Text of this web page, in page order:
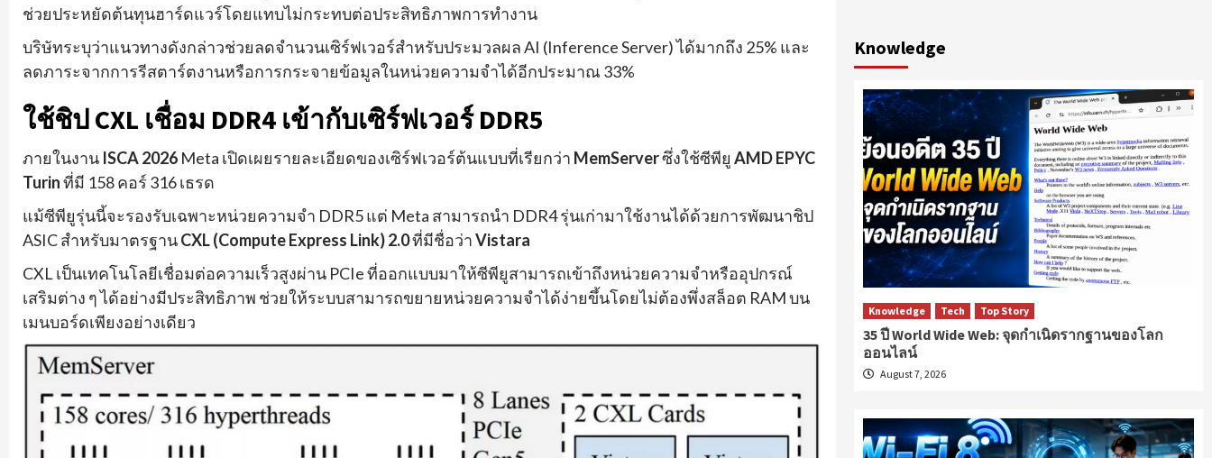
ช่วยประหยัดต้นทุนฮาร์ดแวร์โดยแทบไม่กระทบต่อประสิทธิภาพการทำงาน
บริษัทระบุว่าแนวทางดังกล่าวช่วยลดจำนวนเซิร์ฟเวอร์สำหรับประมวลผล AI (Inference Server) ได้มากถึง 25% และ
ลดภาระจากการรีสตาร์ตงานหรือการกระจายข้อมูลในหน่วยความจำได้อีกประมาณ 33%
ใช้ชิป CXL เชื่อม DDR4 เข้ากับเซิร์ฟเวอร์ DDR5
ภายในงาน ISCA 2026 Meta เปิดเผยรายละเอียดของเซิร์ฟเวอร์ต้นแบบที่เรียกว่า MemServerซึ่งใช้ซีพียู AMD EPYC
Turinที่มี 158 คอร์ 316 เธรด
แม้ซีพียูรุ่นนี้จะรองรับเฉพาะหน่วยความจำ DDR5 แต่ Meta สามารถนำ DDR4 รุ่นเก่ามาใช้งานได้ด้วยการพัฒนาชิป
ASIC สำหรับมาตรฐานCXL (Compute Express Link) 2.0ที่มีชื่อว่าVistara
CXL เป็นเทคโนโลยีเชื่อมต่อความเร็วสูงผ่าน PCIe ที่ออกแบบมาให้ซีพียูสามารถเข้าถึงหน่วยความจำหรืออุปกรณ์
เสริมต่าง ๆ ได้อย่างมีประสิทธิภาพ ช่วยให้ระบบสามารถขยายหน่วยความจำได้ง่ายขึ้นโดยไม่ต้องพึ่งสล็อต RAM บน
เมนบอร์ดเพียงอย่างเดียว
Knowledge
Knowledge Tech Top Story
35 ปี World Wide Web: จุดกำเนิดรากฐานของโลก
ออนไลน์
August 7, 2026